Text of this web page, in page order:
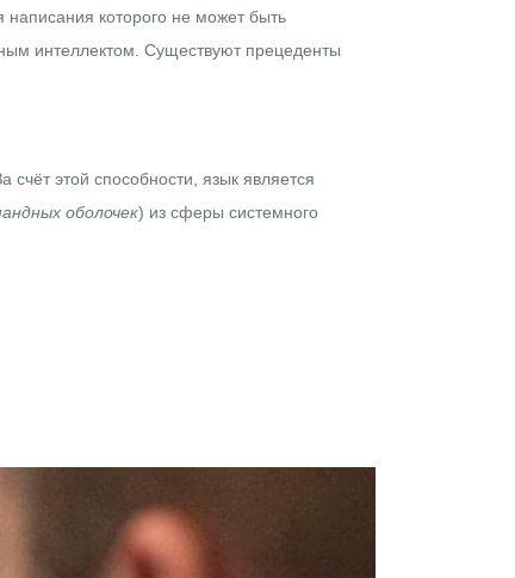
которого не может быть
интеллектом. Существуют прецеденты
этой способности, язык является
оболочек) из сферы системного